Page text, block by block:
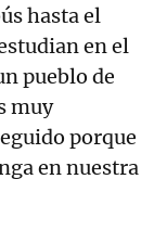
hasta el
en el
pueblo de
muy
porque
en nuestra